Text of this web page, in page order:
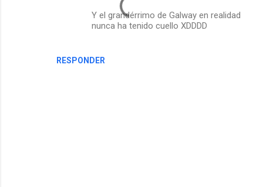
RESPONDER
Y el grandérrimo de Galway en realidad
nunca ha tenido cuello XDDDD